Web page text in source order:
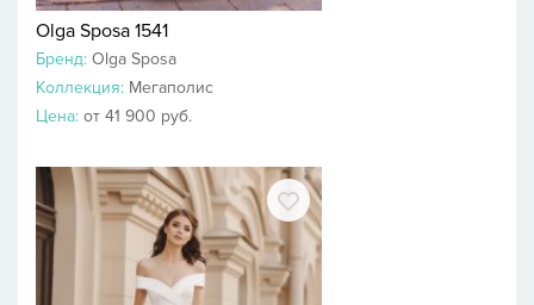
Olga Sposa 1541
Бренд: Olga Sposa
Коллекция: Мегаполис
Цена: от 41 900 руб.